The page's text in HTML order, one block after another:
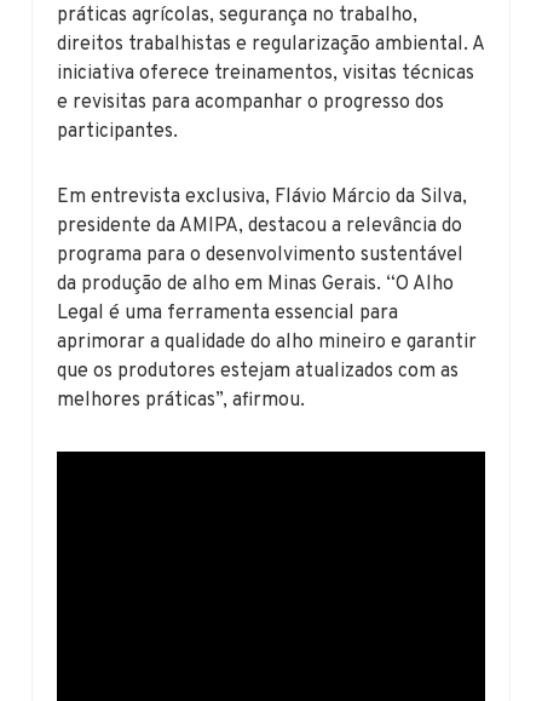
práticas agrícolas, segurança no trabalho,
direitos trabalhistas e regularização ambiental. A
iniciativa oferece treinamentos, visitas técnicas
e revisitas para acompanhar o progresso dos
participantes.
Em entrevista exclusiva, Flávio Márcio da Silva,
presidente da AMIPA, destacou a relevância do
programa para o desenvolvimento sustentável
da produção de alho em Minas Gerais. “O Alho
Legal é uma ferramenta essencial para
aprimorar a qualidade do alho mineiro e garantir
que os produtores estejam atualizados com as
melhores práticas”, afirmou.